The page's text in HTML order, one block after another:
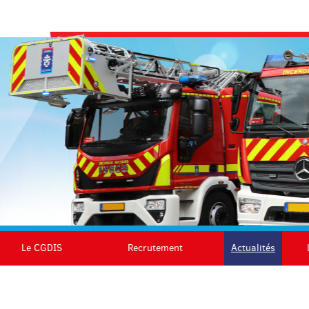
Le CGDIS Recrutement Actualités